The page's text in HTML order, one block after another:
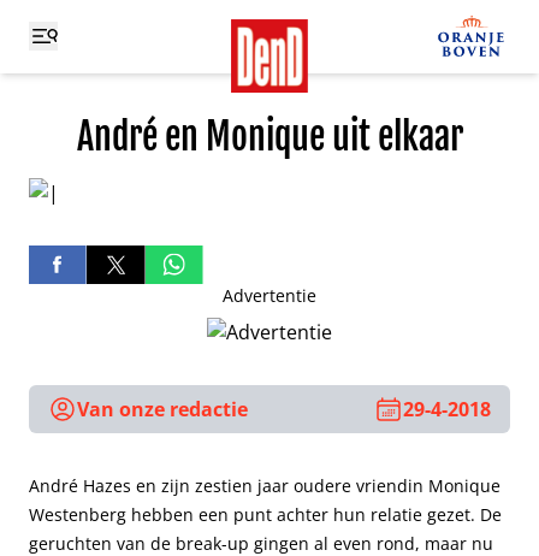
André en Monique uit elkaar
Advertentie
Van onze redactie 29-4-2018
André Hazes en zijn zestien jaar oudere vriendin Monique
Westenberg hebben een punt achter hun relatie gezet. De
geruchten van de break-up gingen al even rond, maar nu